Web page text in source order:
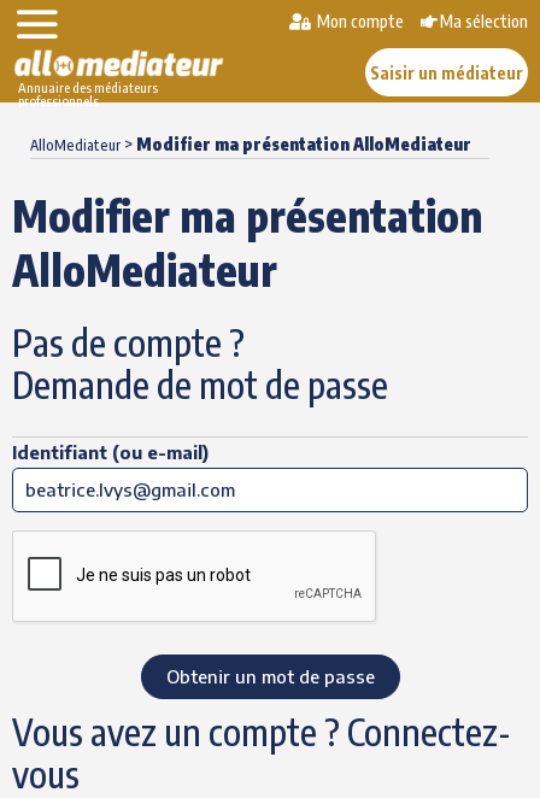
Annuaire des médiateurs
professionnels
Mon compte Ma sélection
Saisir un médiateur
AlloMediateur > Modifier ma présentation AlloMediateur
Modifier ma présentation
AlloMediateur
Pas de compte ?
Demande de mot de passe
Identifiant (ou e-mail)
Vous avez un compte ? Connectez-
vous